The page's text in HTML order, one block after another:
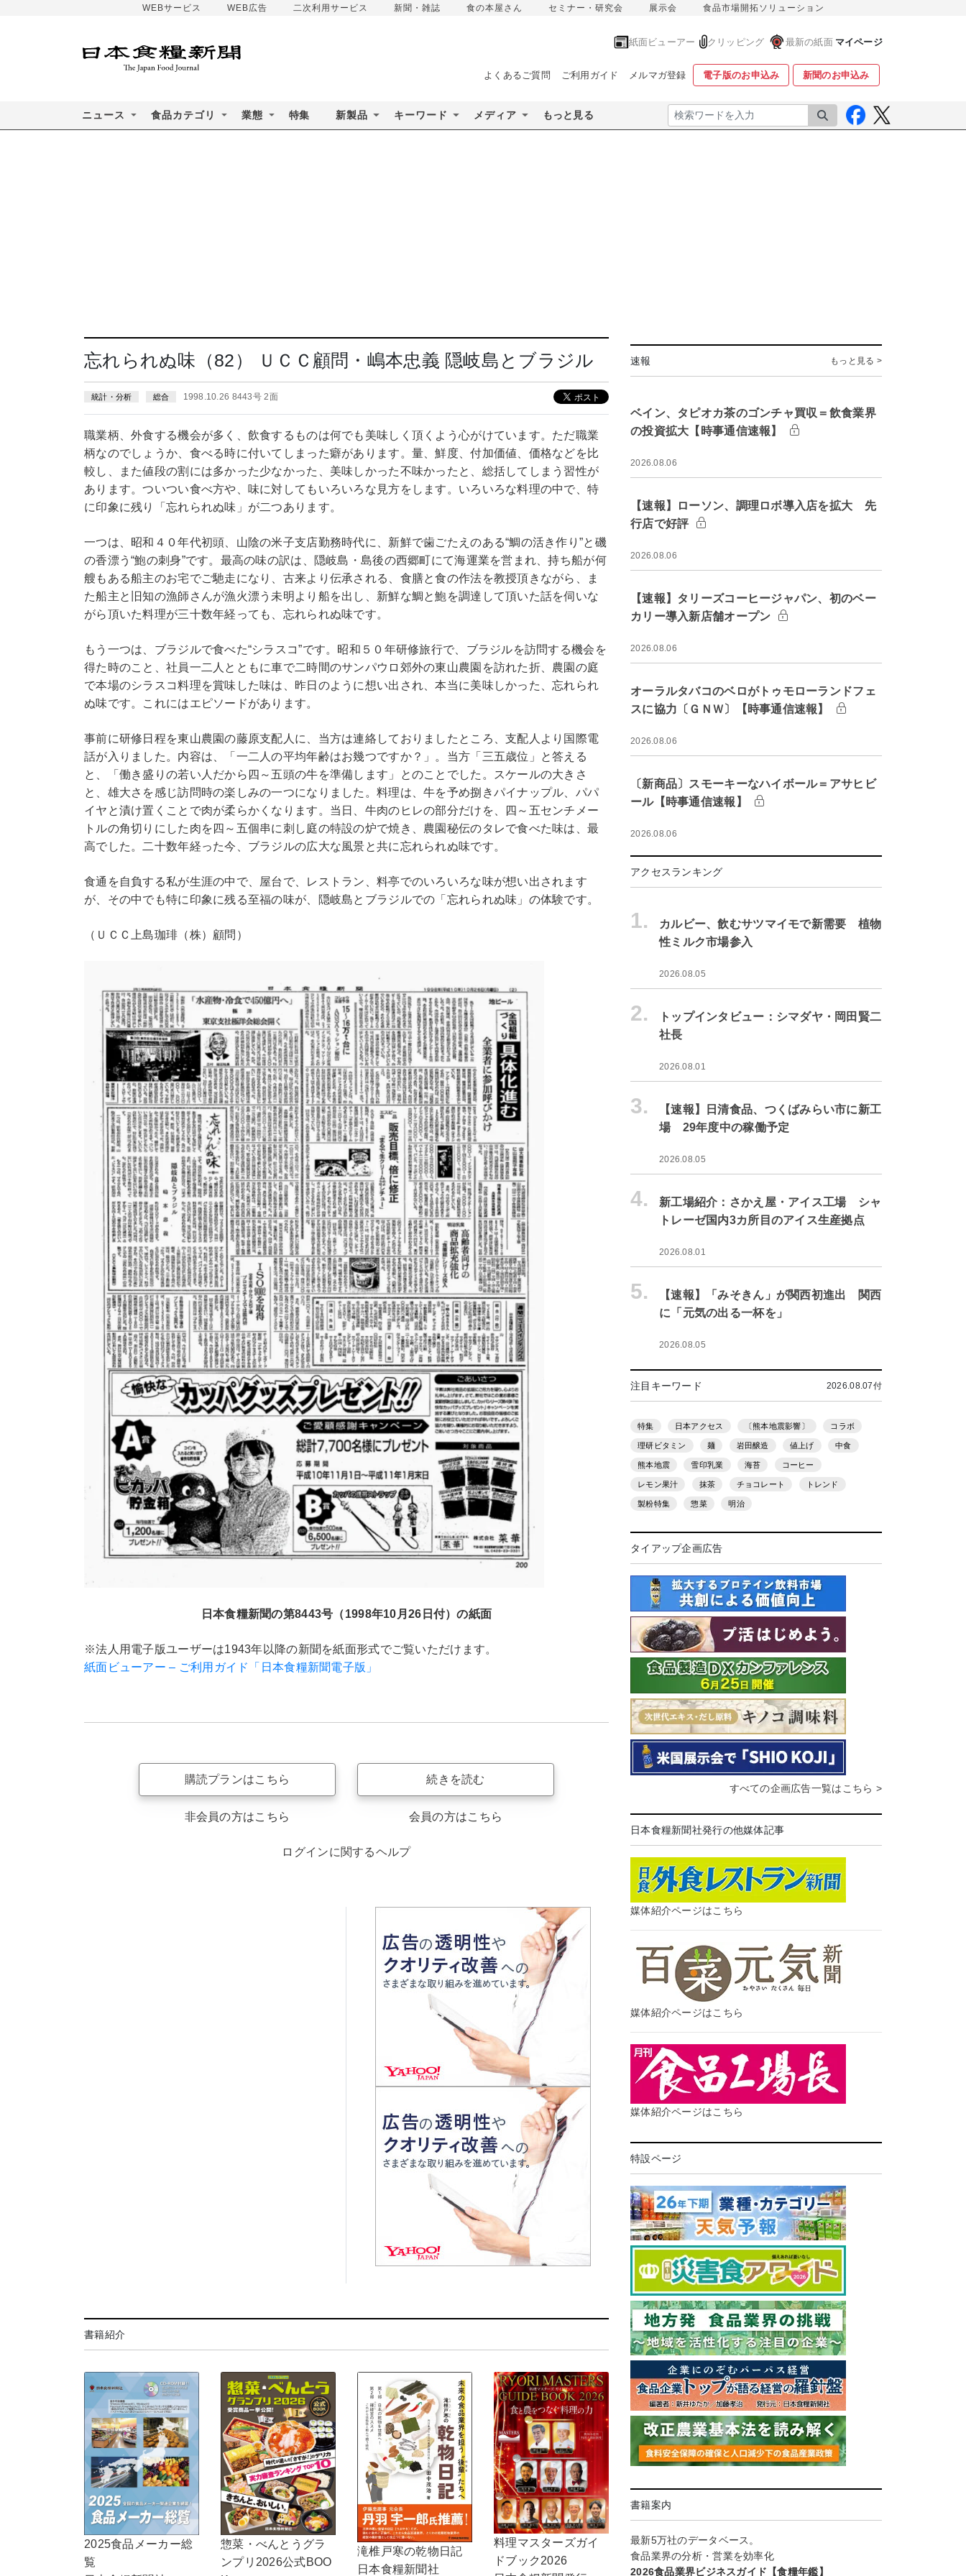
WEBサービス WEB広告 二次利用サービス 新聞・雑誌 食の本屋さん セミナー・研究会 展示会 食品市場開拓ソリューション
紙面ビューアー クリッピング 最新の紙面 マイページ
よくあるご質問 ご利用ガイド メルマガ登録 電子版のお申込み 新聞のお申込み
ニュース 食品カテゴリ 業態 特集 新製品 キーワード メディア もっと見る 検索
忘れられぬ味（82） ＵＣＣ顧問・嶋本忠義 隠岐島とブラジル
統計・分析 総合 1998.10.26 8443号 2面
職業柄、外食する機会が多く、飲食するものは何でも美味しく頂くよう心がけています。ただ職業
柄なのでしょうか、食べる時に付いてしまった癖があります。量、鮮度、付加価値、価格などを比
較し、また値段の割には多かった少なかった、美味しかった不味かったと、総括してしまう習性が
あります。ついつい食べ方や、味に対してもいろいろな見方をします。いろいろな料理の中で、特
に印象に残り「忘れられぬ味」が二つあります。
一つは、昭和４０年代初頭、山陰の米子支店勤務時代に、新鮮で歯ごたえのある“鯛の活き作り”と磯
の香漂う“鮑の刺身”です。最高の味の訳は、隠岐島・島後の西郷町にて海運業を営まれ、持ち船が何
艘もある船主のお宅でご馳走になり、古来より伝承される、食膳と食の作法を教授頂きながら、ま
た船主と旧知の漁師さんが漁火漂う未明より船を出し、新鮮な鯛と鮑を調達して頂いた話を伺いな
がら頂いた料理が三十数年経っても、忘れられぬ味です。
もう一つは、ブラジルで食べた“シラスコ”です。昭和５０年研修旅行で、ブラジルを訪問する機会を
得た時のこと、社員一二人とともに車で二時間のサンパウロ郊外の東山農園を訪れた折、農園の庭
で本場のシラスコ料理を賞味した味は、昨日のように想い出され、本当に美味しかった、忘れられ
ぬ味です。これにはエピソードがあります。
事前に研修日程を東山農園の藤原支配人に、当方は連絡しておりましたところ、支配人より国際電
話が入りました。内容は、「一二人の平均年齢はお幾つですか？」。当方「三五歳位」と答える
と、「働き盛りの若い人だから四～五頭の牛を準備します」とのことでした。スケールの大きさ
と、雄大さを感じ訪問時の楽しみの一つになりました。料理は、牛を予め捌きパイナップル、パパ
イヤと漬け置くことで肉が柔らかくなります。当日、牛肉のヒレの部分だけを、四～五センチメー
トルの角切りにした肉を四～五個串に刺し庭の特設の炉で焼き、農園秘伝のタレで食べた味は、最
高でした。二十数年経った今、ブラジルの広大な風景と共に忘れられぬ味です。
食通を自負する私が生涯の中で、屋台で、レストラン、料亭でのいろいろな味が想い出されます
が、その中でも特に印象に残る至福の味が、隠岐島とブラジルでの「忘れられぬ味」の体験です。
（ＵＣＣ上島珈琲（株）顧問）
日本食糧新聞の第8443号（1998年10月26日付）の紙面
※法人用電子版ユーザーは1943年以降の新聞を紙面形式でご覧いただけます。
紙面ビューアー – ご利用ガイド「日本食糧新聞電子版」
購読プランはこちら
非会員の方はこちら
続きを読む
会員の方はこちら
ログインに関するヘルプ
書籍紹介
2025食品メーカー総
覧
惣菜・べんとうグラ
ンプリ2026公式BOO
滝椎戸寒の乾物日記
日本食糧新聞社
料理マスターズガイ
ドブック2026
速報 もっと見る >
ベイン、タピオカ茶のゴンチャ買収＝飲食業界
の投資拡大【時事通信速報】
2026.08.06
【速報】ローソン、調理ロボ導入店を拡大 先
行店で好評
2026.08.06
【速報】タリーズコーヒージャパン、初のベー
カリー導入新店舗オープン
2026.08.06
オーラルタバコのベロがトゥモローランドフェ
スに協力〔ＧＮＷ〕【時事通信速報】
2026.08.06
〔新商品〕スモーキーなハイボール＝アサヒビ
ール【時事通信速報】
2026.08.06
アクセスランキング
1.
カルビー、飲むサツマイモで新需要 植物
性ミルク市場参入
2026.08.05
2.
トップインタビュー：シマダヤ・岡田賢二
社長
2026.08.01
3.
【速報】日清食品、つくばみらい市に新工
場 29年度中の稼働予定
2026.08.05
4.
新工場紹介：さかえ屋・アイス工場 シャ
トレーゼ国内3カ所目のアイス生産拠点
2026.08.01
5.
【速報】「みそきん」が関西初進出 関西
に「元気の出る一杯を」
2026.08.05
注目キーワード 2026.08.07付
特集 日本アクセス 〔熊本地震影響〕 コラボ
理研ビタミン 麺 岩田醸造 値上げ 中食
熊本地震 雪印乳業 海苔 コーヒー
レモン果汁 抹茶 チョコレート トレンド
製粉特集 惣菜 明治
タイアップ企画広告
すべての企画広告一覧はこちら >
日本食糧新聞社発行の他媒体記事
媒体紹介ページはこちら
媒体紹介ページはこちら
媒体紹介ページはこちら
特設ページ
書籍案内
最新5万社のデータベース。
食品業界の分析・営業を効率化
2026食品業界ビジネスガイド【食糧年鑑】